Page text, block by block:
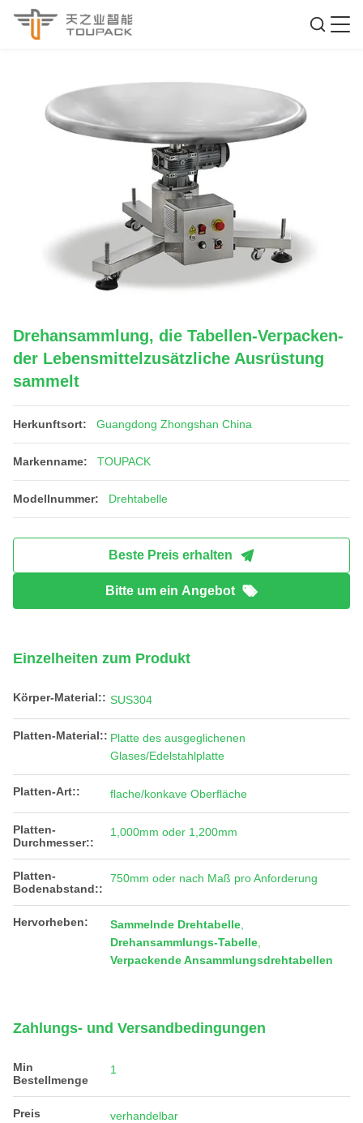
Drehansammlung, die Tabellen-Verpacken-
der Lebensmittelzusätzliche Ausrüstung
sammelt
Herkunftsort: Guangdong Zhongshan China
Markenname: TOUPACK
Modellnummer: Drehtabelle
Beste Preis erhalten
Bitte um ein Angebot
Einzelheiten zum Produkt
Körper-Material:: SUS304
Platten-Material:: Platte des ausgeglichenen
Glases/Edelstahlplatte
Platten-Art:: flache/konkave Oberfläche
Platten-
Durchmesser::
1,000mm oder 1,200mm
Platten-
Bodenabstand::
750mm oder nach Maß pro Anforderung
Hervorheben: Sammelnde Drehtabelle
Drehansammlungs-Tabelle
Verpackende Ansammlungsdrehtabellen
Zahlungs- und Versandbedingungen
Min
Bestellmenge
1
Preis verhandelbar